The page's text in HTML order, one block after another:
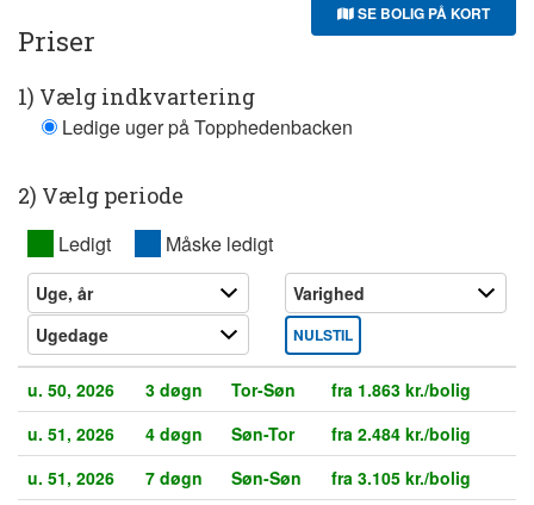
SE BOLIG PÅ KORT
Priser
1) Vælg indkvartering
Ledige uger på Topphedenbacken
2) Vælg periode
Ledigt Måske ledigt
NULSTIL
u. 50, 2026 3 døgn Tor-Søn
fra 1.863 kr./bolig
u. 51, 2026
4 døgn Søn-Tor
fra 2.484 kr./bolig
u. 51, 2026
7 døgn Søn-Søn
fra 3.105 kr./bolig